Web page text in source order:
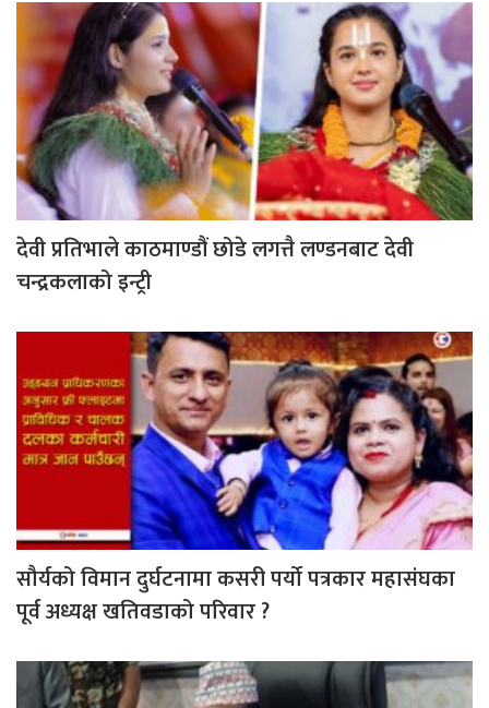
देवी प्रतिभाले काठमाण्डौं छोडे लगत्तै लण्डनबाट देवी
चन्द्रकलाको इन्ट्री
सौर्यको विमान दुर्घटनामा कसरी पर्यो पत्रकार महासंघका
पूर्व अध्यक्ष खतिवडाको परिवार ?